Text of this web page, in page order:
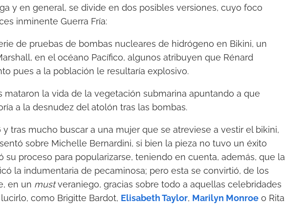
y en general, se divide en dos posibles versiones, cuyo foco
inminente Guerra Fría:
de pruebas de bombas nucleares de hidrógeno en Bikini, un
en el océano Pacífico, algunos atribuyen que Rénard
pues a la población le resultaría explosivo.
mataron la vida de la vegetación submarina apuntando a que
a la desnudez del atolón tras las bombas.
y tras mucho buscar a una mujer que se atreviese a vestir el bikini,
sobre Michelle Bernardini, si bien la pieza no tuvo un éxito
su proceso para popularizarse, teniendo en cuenta, además, que la
la indumentaria de pecaminosa; pero esta se convirtió, de los
en un mustveraniego, gracias sobre todo a aquellas celebridades
como Brigitte Bardot, Elisabeth Taylor, Marilyn Monroe o Rita